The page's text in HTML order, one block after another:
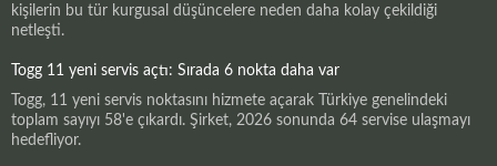
kişilerin bu tür kurgusal düşüncelere neden daha kolay çekildiği
netleşti.
Togg 11 yeni servis açtı: Sırada 6 nokta daha var
Togg, 11 yeni servis noktasını hizmete açarak Türkiye genelindeki
toplam sayıyı 58'e çıkardı. Şirket, 2026 sonunda 64 servise ulaşmayı
hedefliyor.